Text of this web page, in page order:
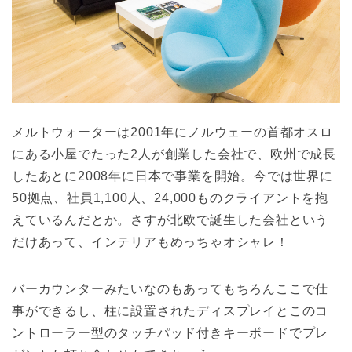
メルトウォーターは2001年にノルウェーの首都オスロ
にある小屋でたった2人が創業した会社で、欧州で成長
したあとに2008年に日本で事業を開始。今では世界に
50拠点、社員1,100人、24,000ものクライアントを抱
えているんだとか。さすが北欧で誕生した会社という
だけあって、インテリアもめっちゃオシャレ！
バーカウンターみたいなのもあってもちろんここで仕
事ができるし、柱に設置されたディスプレイとこのコ
ントローラー型のタッチパッド付きキーボードでプレ